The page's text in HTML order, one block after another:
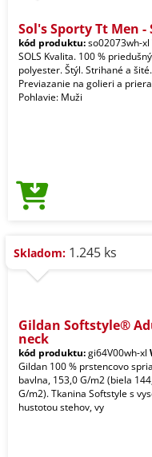
Sol's Sporty Tt Men -
kód produktu:so02073wh-xl
SOLS Kvalita. 100 % priedušný
polyester. Štýl. Strihané a šité.
Previazanie na golieri a
Pohlavie: Muži
Skladom: 1.245 ks
Gildan Softstyle®
neck
kód produktu:gi64V00wh-xl
Gildan 100 % prstencovo
bavlna, 153,0 G/m2 (biela
G/m2). Tkanina Softstyle s
hustotou stehov, vy